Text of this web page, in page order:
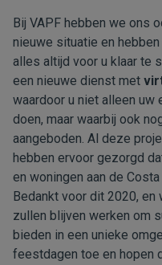
Bij VAPF hebben we ons
nieuwe situatie en
alles altijd voor u klaar te
een nieuwe dienst met
waardoor u niet alleen
doen, maar waarbij ook
aangeboden. Al deze
hebben ervoor gezorgd
en woningen aan de
Bedankt voor dit 2020, en
zullen blijven werken om
bieden in een unieke
feestdagen toe en hopen